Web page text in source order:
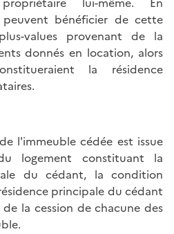
peuvent bénéficier de cette
values provenant de la
donnés en location, alors
la résidence
l'immeuble cédée est issue
logement constituant la
du cédant, la condition
principale du cédant
la cession de chacune des